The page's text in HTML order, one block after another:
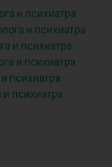
и психиатра
и психиатра
и психиатра
и психиатра
психиатра
психиатра